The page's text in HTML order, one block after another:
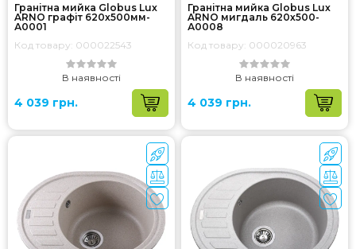
Гранітна мийка Globus Lux
ARNO графіт 620х500мм-
А0001
Код товару: 000022543
В наявності
4 039 грн.
Гранітна мийка Globus Lux
ARNO мигдаль 620х500-
А0008
Код товару: 000020963
В наявності
4 039 грн.